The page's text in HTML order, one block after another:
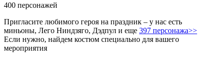
400 персонажей
Пригласите любимого героя на праздник – у нас есть
миньоны, Лего Ниндзяго, Дэдпул и еще 397 персонажа>>
Если нужно, найдем костюм специально для вашего
мероприятия